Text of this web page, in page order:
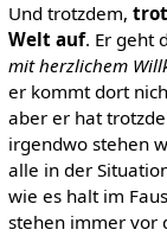
Und trotzdem,
Welt auf. Er geht
mit herzlichem
er kommt dort
aber er hat
irgendwo stehen
alle in der
wie es halt im
stehen immer vor